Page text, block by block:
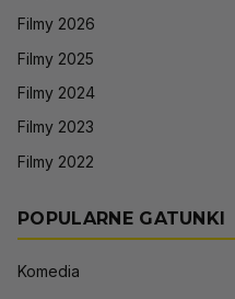
Filmy 2026
Filmy 2025
Filmy 2024
Filmy 2023
Filmy 2022
POPULARNE GATUNKI
Komedia